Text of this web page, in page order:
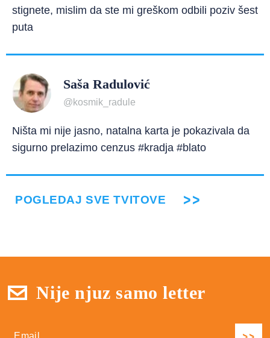
stignete, mislim da ste mi greškom odbili poziv šest
puta
Saša Radulović
@kosmik_radule
Ništa mi nije jasno, natalna karta je pokazivala da
sigurno prelazimo cenzus #kradja #blato
POGLEDAJ SVE TVITOVE
Nije njuz samo letter